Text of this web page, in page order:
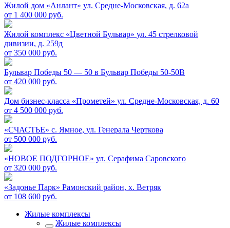
Жилой дом «Анлант» ул. Средне-Московская, д. 62а
от 1 400 000 руб.
Жилой комплекс «Цветной Бульвар» ул. 45 стрелковой
дивизии, д. 259д
от 350 000 руб.
Бульвар Победы 50 — 50 в Бульвар Победы 50-50В
от 420 000 руб.
Дом бизнес-класса «Прометей» ул. Средне-Московская, д. 60
от 4 500 000 руб.
«СЧАСТЬЕ» c. Ямное, ул. Генерала Черткова
от 500 000 руб.
«НОВОЕ ПОДГОРНОЕ» ул. Серафима Саровского
от 320 000 руб.
«Задонье Парк» Рамонский район, х. Ветряк
от 108 600 руб.
Жилые комплексы
Жилые комплексы